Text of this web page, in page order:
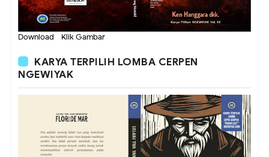
Download - Klik Gambar
KARYA TERPILIH LOMBA CERPEN
NGEWIYAK